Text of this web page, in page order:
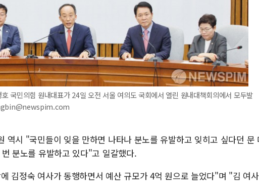
국민의힘 원내대표가 24일 오전 서울 여의도 국회에서 열린 원내대책회의에서 모두발
역시 "국민들이 잊을 만하면 나타나 분노를 유발하고 잊히고 싶다던 문
분노를 유발하고 있다"고 일갈했다.
김정숙 여사가 동행하면서 예산 규모가 4억 원으로 늘었다"며 "김 여사